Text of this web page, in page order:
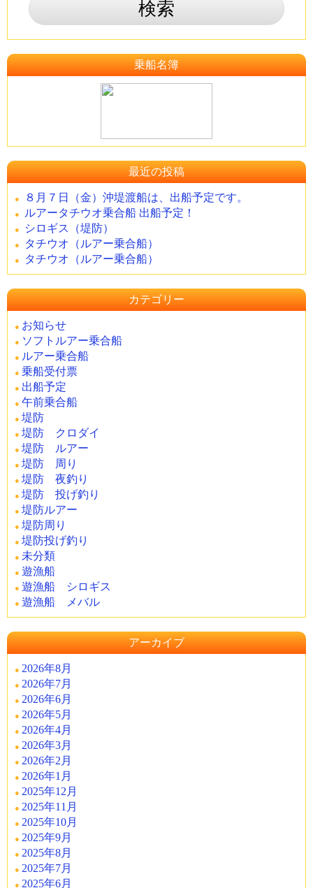
乗船名簿
最近の投稿
８月７日（金）沖堤渡船は、出船予定です。
ルアータチウオ乗合船 出船予定！
シロギス（堤防）
タチウオ（ルアー乗合船）
タチウオ（ルアー乗合船）
カテゴリー
お知らせ
ソフトルアー乗合船
ルアー乗合船
乗船受付票
出船予定
午前乗合船
堤防
堤防 クロダイ
堤防 ルアー
堤防 周り
堤防 夜釣り
堤防 投げ釣り
堤防ルアー
堤防周り
堤防投げ釣り
未分類
遊漁船
遊漁船 シロギス
遊漁船 メバル
アーカイブ
2026年8月
2026年7月
2026年6月
2026年5月
2026年4月
2026年3月
2026年2月
2026年1月
2025年12月
2025年11月
2025年10月
2025年9月
2025年8月
2025年7月
2025年6月